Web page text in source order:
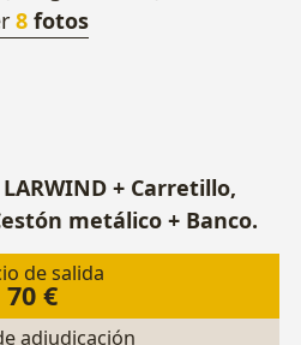
8 fotos
+ Carretillo,
metálico + Banco.
de salida
70 €
adjudicación